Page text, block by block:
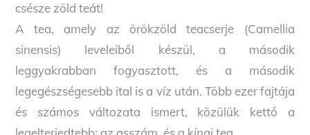
csésze zöld teát!
A tea, amely az örökzöld teacserje (Camellia
sinensis) leveleiből készül, a második
leggyakrabban fogyasztott, és a második
legegészségesebb ital is a víz után. Több ezer fajtája
és számos változata ismert, közülük kettő a